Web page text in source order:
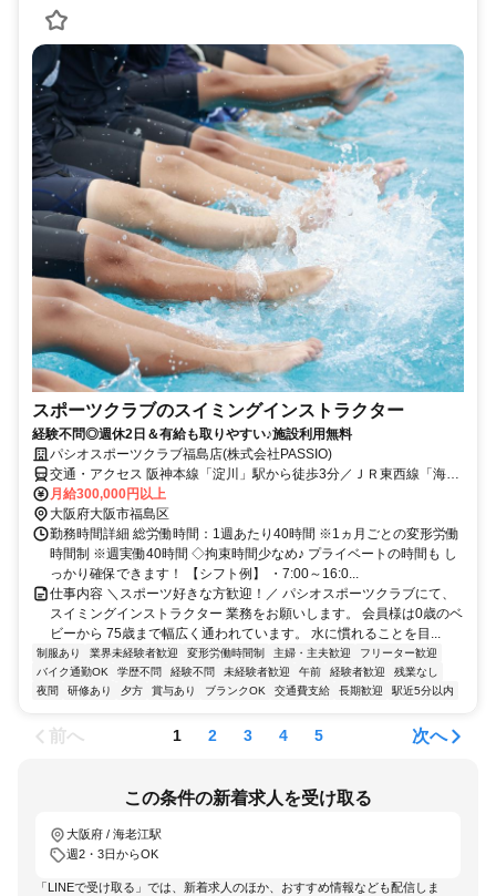
スポーツクラブのスイミングインストラクター
経験不問◎週休2日＆有給も取りやすい♪施設利用無料
パシオスポーツクラブ福島店(株式会社PASSIO)
交通・アクセス 阪神本線「淀川」駅から徒歩3分／ＪＲ東西線「海老
江」駅から徒歩11分／Ｏｓａｋａ Ｍｅｔｒｏ千日前線「野田阪神」
駅から徒歩11分
月給300,000円以上
大阪府大阪市福島区
勤務時間詳細 総労働時間：1週あたり40時間 ※1ヵ月ごとの変形労働
時間制 ※週実働40時間 ◇拘束時間少なめ♪ プライベートの時間も し
っかり確保できます！ 【シフト例】 ・7:00～16:0...
仕事内容 ＼スポーツ好きな方歓迎！／ パシオスポーツクラブにて、
スイミングインストラクター 業務をお願いします。 会員様は0歳のベ
ビーから 75歳まで幅広く通われています。 水に慣れることを目...
制服あり 業界未経験者歓迎 変形労働時間制 主婦・主夫歓迎
フリーター歓迎
バイク通勤OK
学歴不問 経験不問 未経験者歓迎 午前 経験者歓迎
残業なし
夜間
研修あり 夕方 賞与あり ブランクOK 交通費支給 長期歓迎 駅近5分以内
前へ 1 2 3 4 5 次へ
この条件の新着求人を受け取る
大阪府 / 海老江駅
週2・3日からOK
「LINEで受け取る」では、新着求人のほか、おすすめ情報なども配信しま